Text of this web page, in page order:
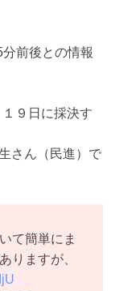
前後との情報
９日に採決す
さん（民進）で
て簡単にま
りますが、